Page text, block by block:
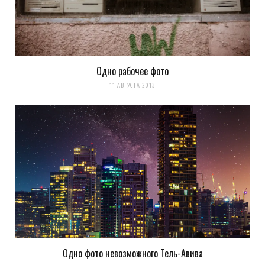
Одно рабочее фото
11 АВГУСТА 2013
Одно фото невозможного Тель-Авива